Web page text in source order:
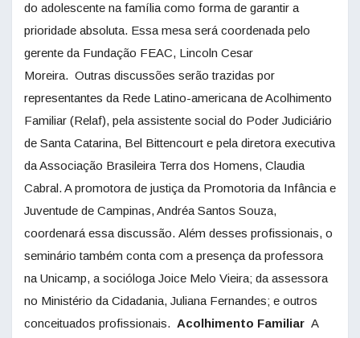
do adolescente na família como forma de garantir a
prioridade absoluta. Essa mesa será coordenada pelo
gerente da Fundação FEAC, Lincoln Cesar
Moreira. Outras discussões serão trazidas por
representantes da Rede Latino-americana de Acolhimento
Familiar (Relaf), pela assistente social do Poder Judiciário
de Santa Catarina, Bel Bittencourt e pela diretora executiva
da Associação Brasileira Terra dos Homens, Claudia
Cabral. A promotora de justiça da Promotoria da Infância e
Juventude de Campinas, Andréa Santos Souza,
coordenará essa discussão. Além desses profissionais, o
seminário também conta com a presença da professora
na Unicamp, a socióloga Joice Melo Vieira; da assessora
no Ministério da Cidadania, Juliana Fernandes; e outros
conceituados profissionais. Acolhimento Familiar A